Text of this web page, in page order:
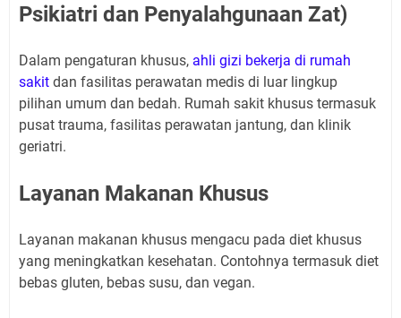
Psikiatri dan Penyalahgunaan Zat)
Dalam pengaturan khusus, ahli gizi bekerja di rumah
sakit dan fasilitas perawatan medis di luar lingkup
pilihan umum dan bedah. Rumah sakit khusus termasuk
pusat trauma, fasilitas perawatan jantung, dan klinik
geriatri.
Layanan Makanan Khusus
Layanan makanan khusus mengacu pada diet khusus
yang meningkatkan kesehatan. Contohnya termasuk diet
bebas gluten, bebas susu, dan vegan.